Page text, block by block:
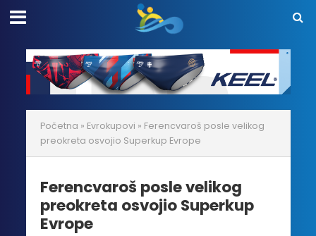
Početna » Evrokupovi » Ferencvaroš posle velikog
preokreta osvojio Superkup Evrope
Ferencvaroš posle velikog
preokreta osvojio Superkup
Evrope